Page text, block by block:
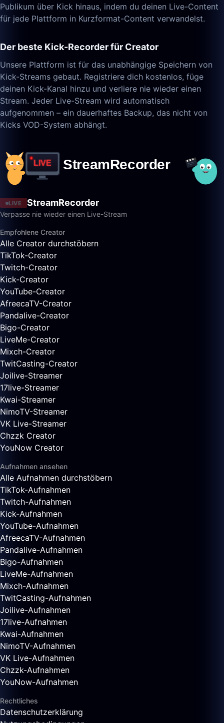
Publikum über Kick hinaus, indem du deinen Live-Content
für jede Plattform in Kurzformat-Content verwandelst.
Der beste Kick-Recorder für Creator
Unsere Plattform ist für das unabhängige Speichern von
Kick-Streams gebaut. Registriere dich kostenlos, füge
deinen Kick-Kanal hinzu und verliere nie wieder einen
Stream. Jeder Live-Stream wird automatisch
aufgenommen – ein dauerhaftes Backup, das nicht von
Kicks VOD-System abhängt.
LIVE StreamRecorder
Verpasse nie wieder einen Live-Stream
Empfohlene Creator
Alle Creator durchstöbern
TikTok-Creator
Twitch-Creator
Kick-Creator
YouTube-Creator
AfreecaTV-Creator
Pandalive-Creator
Bigo-Creator
LiveMe-Creator
Mixch-Creator
TwitCasting-Creator
Joilive-Streamer
17live-Streamer
Kwai-Streamer
NimoTV-Streamer
VK Live-Streamer
Chzzk Creator
YouNow Creator
Aufnahmen ansehen
Alle Aufnahmen durchstöbern
TikTok-Aufnahmen
Twitch-Aufnahmen
Kick-Aufnahmen
YouTube-Aufnahmen
AfreecaTV-Aufnahmen
Pandalive-Aufnahmen
Bigo-Aufnahmen
LiveMe-Aufnahmen
Mixch-Aufnahmen
TwitCasting-Aufnahmen
Joilive-Aufnahmen
17live-Aufnahmen
Kwai-Aufnahmen
NimoTV-Aufnahmen
VK Live-Aufnahmen
Chzzk-Aufnahmen
YouNow-Aufnahmen
Rechtliches
Datenschutzerklärung